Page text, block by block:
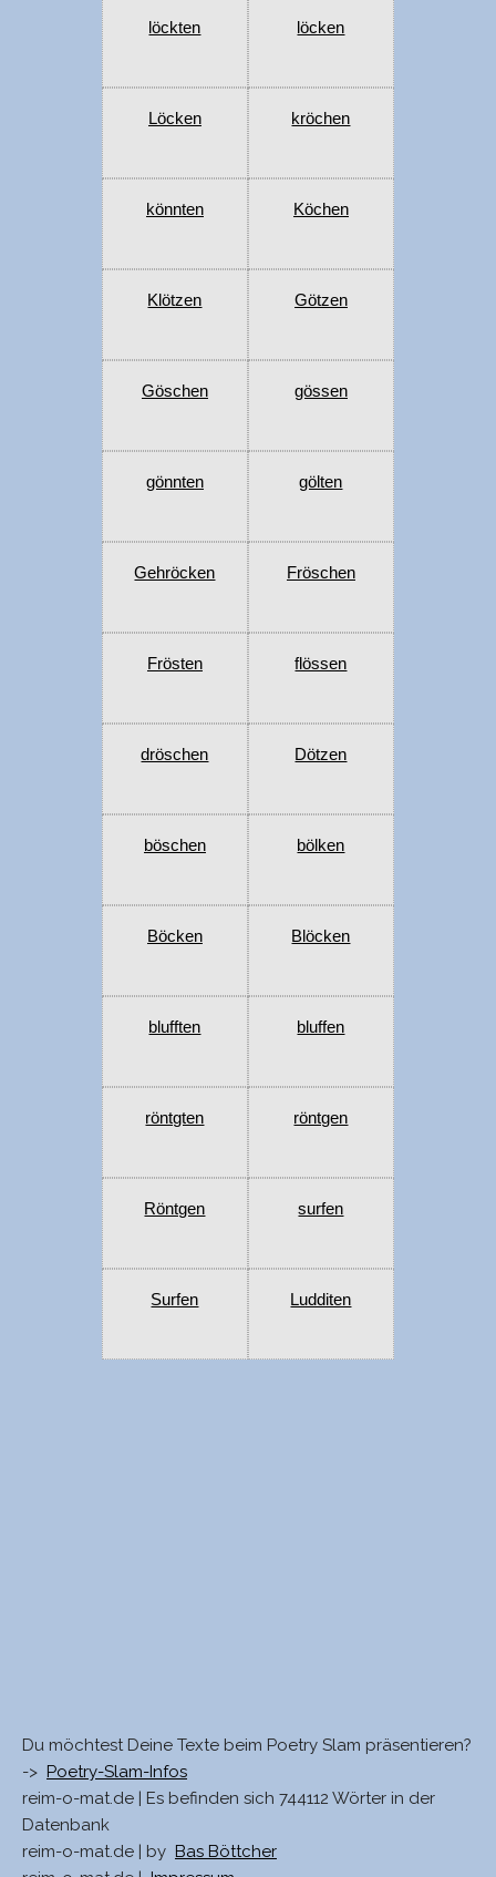
löckten löcken
Löcken kröchen
könnten Köchen
Klötzen Götzen
Göschen gössen
gönnten gölten
Gehröcken Fröschen
Frösten flössen
dröschen Dötzen
böschen bölken
Böcken Blöcken
blufften bluffen
röntgten röntgen
Röntgen surfen
Surfen Ludditen
Du möchtest Deine Texte beim Poetry Slam präsentieren?
-> Poetry-Slam-Infos
reim-o-mat.de | Es befinden sich 744112 Wörter in der
Datenbank
reim-o-mat.de | by Bas Böttcher